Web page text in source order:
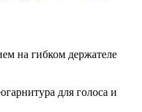
на гибком держателе
для голоса и